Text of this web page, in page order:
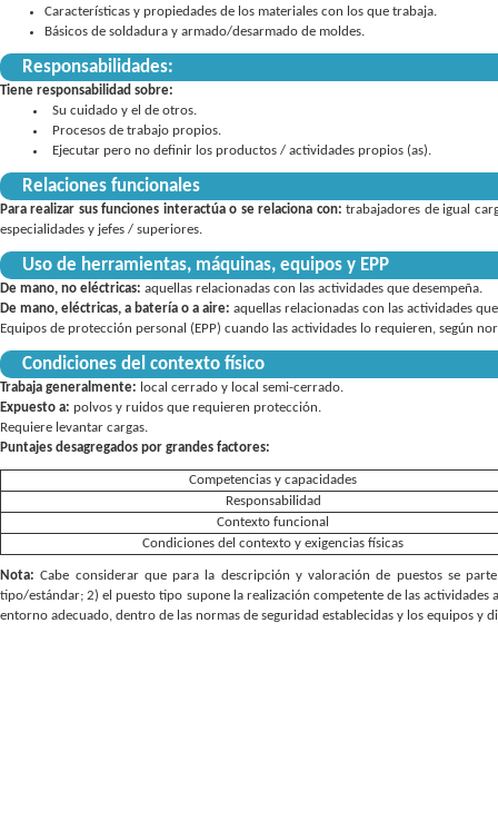
Características y propiedades de los materiales con los que trabaja.
Básicos de soldadura y armado/desarmado de moldes.
Responsabilidades:
Tiene responsabilidad sobre:
Su cuidado y el de otros
Procesos de trabajo propios
Ejecutar pero no definir los productos / actividades propios (as)
Relaciones funcionales
Para realizar sus funciones interactúa o se relaciona con:trabajadores de igual
especialidades y jefes / superiores.
Uso de herramientas, máquinas, equipos y EPP
De mano, no eléctricas: aquellas relacionadas con las actividades que desempeña
De mano, eléctricas, a batería o a aire: aquellas relacionadas con las actividades
Equipos de protección personal (EPP) cuando las actividades lo requieren, según
Condiciones del contexto físico
Trabaja generalmente: local cerrado y local semi-cerrado
Expuesto a: polvos y ruidos que requieren protección.
Requiere levantar cargas.
Puntajes desagregados por grandes factores:
Competencias y capacidades
Responsabilidad
Contexto funcional
Condiciones del contexto y exigencias físicas
Nota:Cabe considerar que para la descripción y valoración de puestos se
tipo/estándar; 2) el puesto tipo supone la realización competente de las
entorno adecuado, dentro de las normas de seguridad establecidas y los equipos y